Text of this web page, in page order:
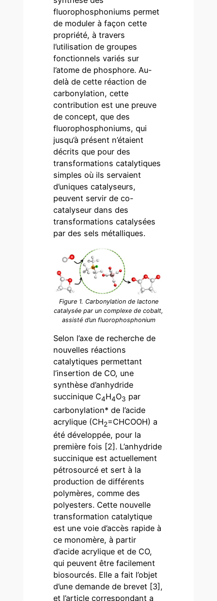
fluorophosphoniums permet
de moduler à façon cette
propriété, à travers
l’utilisation de groupes
fonctionnels variés sur
l’atome de phosphore. Au-
delà de cette réaction de
carbonylation, cette
contribution est une preuve
de concept, que des
fluorophosphoniums, qui
jusqu’à présent n’étaient
décrits que pour des
transformations catalytiques
simples où ils servaient
d’uniques catalyseurs,
peuvent servir de co-
catalyseur dans des
transformations catalysées
par des sels métalliques.
Figure 1. Carbonylation de lactone
catalysée par un complexe de cobalt,
assisté d’un fluorophosphonium
Selon l’axe de recherche de
nouvelles réactions
catalytiques permettant
l’insertion de CO, une
synthèse d’anhydride
succinique C4H4O3 par
carbonylation* de l’acide
acrylique (CH2=CHCOOH) a
été développée, pour la
première fois [2]. L’anhydride
succinique est actuellement
pétrosourcé et sert à la
production de différents
polymères, comme des
polyesters. Cette nouvelle
transformation catalytique
est une voie d’accès rapide à
ce monomère, à partir
d’acide acrylique et de CO,
qui peuvent être facilement
biosourcés. Elle a fait l’objet
d’une demande de brevet [3],
et l’article correspondant a